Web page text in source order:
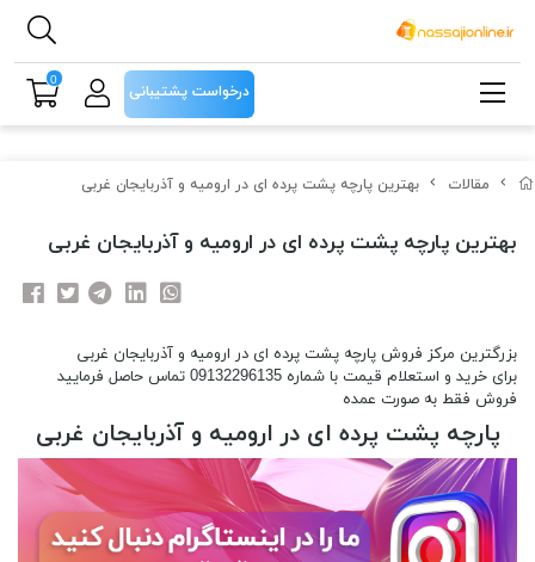
مقالات بهترین پارچه پشت پرده ای در ارومیه و آذربایجان غربی
بهترین پارچه پشت پرده ای در ارومیه و آذربایجان غربی
بزرگترین مرکز فروش پارچه پشت پرده ای در ارومیه و آذربایجان غربی
برای خرید و استعلام قیمت با شماره 09132296135 تماس حاصل فرمایید
فروش فقط به صورت عمده
پارچه پشت پرده ای در ارومیه و آذربایجان غربی
درخواست پشتیبانی
0